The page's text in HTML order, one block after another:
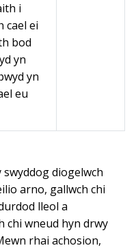
i
cael ei
bod
yn
yn
eu
diogelwch
arno, gallwch chi
lleol a
chi wneud hyn drwy
rhai achosion,